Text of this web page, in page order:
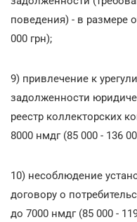
поведения) - в размере
000 грн);
9) привлечение к
задолженности
реестр коллекторских
8000 нмдг (85 000 - 136
10) несоблюдение
договору о
до 7000 нмдг (85 000 -